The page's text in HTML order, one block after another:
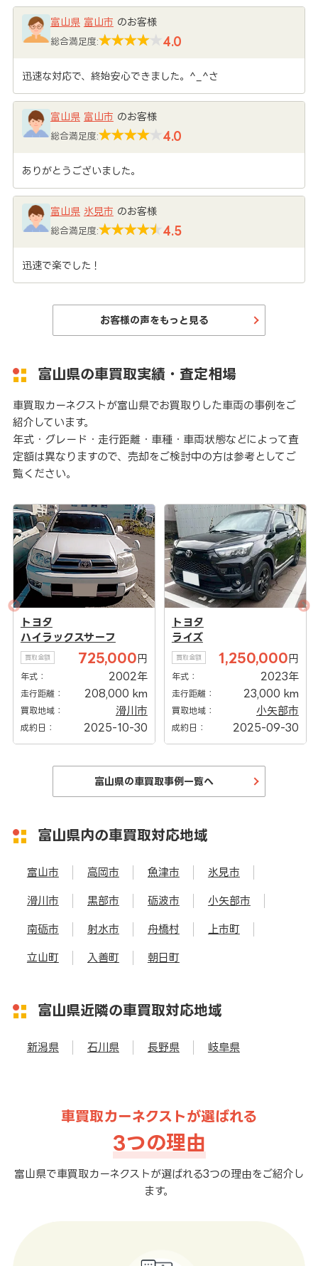
富山県 富山市 のお客様
総合満足度: 4.0
迅速な対応で、終始安心できました。^_^さ
富山県 富山市 のお客様
総合満足度: 4.0
ありがとうございました。
富山県 氷見市 のお客様
総合満足度: 4.5
迅速で楽でした！
お客様の声をもっと見る
富山県の車買取実績・査定相場
車買取カーネクストが富山県でお買取りした車両の事例をご
紹介しています。
年式・グレード・走行距離・車種・車両状態などによって査
定額は異なりますので、売却をご検討中の方は参考としてご
覧ください。
トヨタ
ハイラックスサーフ
買取金額 725,000 円
年式： 2002年
走行距離： 208,000 km
買取地域： 滑川市
成約日： 2025-10-30
トヨタ
ライズ
買取金額 1,250,000 円
年式： 2023年
走行距離： 23,000 km
買取地域： 小矢部市
成約日： 2025-09-30
富山県の車買取事例一覧へ
富山県内の車買取対応地域
富山市 高岡市 魚津市 氷見市
滑川市 黒部市 砺波市 小矢部市
南砺市 射水市 舟橋村 上市町
立山町 入善町 朝日町
富山県近隣の車買取対応地域
新潟県 石川県 長野県 岐阜県
車買取カーネクストが選ばれる
3つの理由
富山県で車買取カーネクストが選ばれる3つの理由をご紹介し
ます。